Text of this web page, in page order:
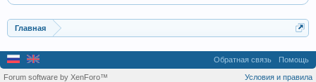
Главная
Обратная связь Помощь
Условия и правила
Forum software by XenForo™